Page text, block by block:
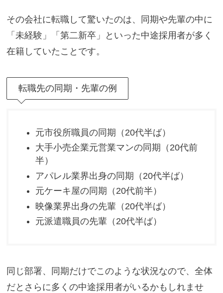
その会社に転職して驚いたのは、同期や先輩の中に
「未経験」「第二新卒」といった中途採用者が多く
在籍していたことです。
転職先の同期・先輩の例
元市役所職員の同期（20代半ば）
大手小売企業元営業マンの同期（20代前
半）
アパレル業界出身の同期（20代半ば）
元ケーキ屋の同期（20代前半）
映像業界出身の先輩（20代半ば）
元派遣職員の先輩（20代半ば）
同じ部署、同期だけでこのような状況なので、全体
だとさらに多くの中途採用者がいるかもしれませ